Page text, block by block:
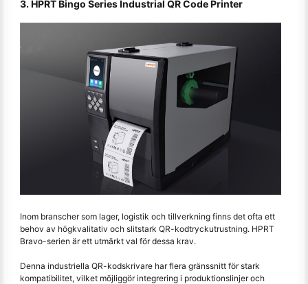
3. HPRT Bingo Series Industrial QR Code Printer
Inom branscher som lager, logistik och tillverkning finns det ofta ett
behov av högkvalitativ och slitstark QR-kodtryckutrustning. HPRT
Bravo-serien är ett utmärkt val för dessa krav.
Denna industriella QR-kodskrivare har flera gränssnitt för stark
kompatibilitet, vilket möjliggör integrering i produktionslinjer och